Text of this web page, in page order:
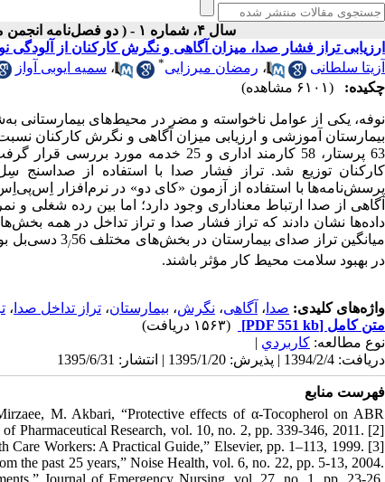
سال ۴، شماره ۱ - ( دو فصل‌نامه انجمن مهندسی صوتیات ايران بهار و تابستان ۱۳۹۵ )
ارزیابی تراز فشار صدا، میزان آگاهی و نگرش کارکنان از
آزیتا سلطانی
، رمضان میرزایی* ، سمیه ایوبی آواز
چکیده:
(۶۱۰۱ مشاهده)
نوفه، یکی از عوامل ناخواسته و مضر در محیط‌های بیمارستانی
بیمارستان آموزشی و ارزیابی میزان آگاهی و نگرش کارکنان
63 پرستار، 58 کارمند اداری و 25
پرسش‌نامه‌ها با استفاده از آزمون «کای دو» در نرم‌افزار
آگاهی از صدا ارتباط معنا‌داری وجود دارد؛ اما بین رده شغلی و
داده‌ها نشان دادند که تراز فشار صدا و تراز تداخل در همه
میانگین تراز صدای بیمارستان در بخش‌های مختلف 3
/ 56 دسی‌بل
در بهبود سلامت محیط کار مؤثر باشند.
واژه‌های کلیدی: صدا ، آگاهی، نگرش، بیمارستان، تراز تداخل صدا ،
متن کامل [PDF 551 kb]
(۱۵۶۳ دریافت)
نوع مطالعه: كاربردي |
دریافت: 1394/2/4 | پذیرش: 1395/1/20 | انتشار: 1395/6/31
فهرست منابع
M. Akbari, “Protective effects of α-Tocopherol on ABR
Pharmaceutical Research, vol. 10, no. 2, pp. 339-346, 2011. [2]
Workers: A Practical Guide,” Elsevier, pp. 1–113, 1999. [3]
the past 25 years,” Noise Health, vol. 6, no. 22, pp. 5-13, 2004.
Journal of Emergency Nursing, vol. 27, no. 1, pp. 23-26,